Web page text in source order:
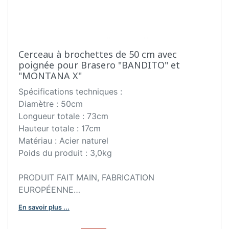
Cerceau à brochettes de 50 cm avec
poignée pour Brasero "BANDITO" et
"MONTANA X"
Spécifications techniques :
Diamètre : 50cm
Longueur totale : 73cm
Hauteur totale : 17cm
Matériau : Acier naturel
Poids du produit : 3,0kg
PRODUIT FAIT MAIN, FABRICATION
EUROPÉENNE
Description du produit :
L'anneau en acier est conçu pour suspendre des
En savoir plus ...